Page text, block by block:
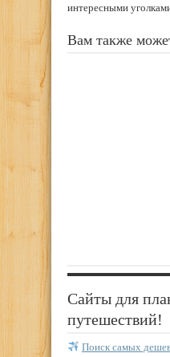
интересными
Вам также
Сайты для
путешествий!
Поиск самых